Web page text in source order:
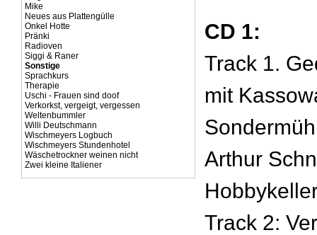
Mike
Neues aus Plattengülle
Onkel Hotte
Pränki
Radioven
Siggi & Raner
Sonstige
Sprachkurs
Therapie
Uschi - Frauen sind doof
Verkorkst, vergeigt, vergessen
Weltenbummler
Willi Deutschmann
Wischmeyers Logbuch
Wischmeyers Stundenhotel
Wäschetrockner weinen nicht
Zwei kleine Italiener
CD 1:
Track 1.
mit
Arthur
Track 2: